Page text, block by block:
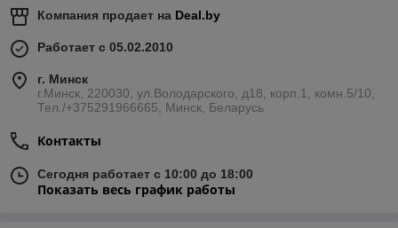
Компания продает на Deal.by
Работает с 05.02.2010
г. Минск
г.Минск, 220030, ул.Володарского, д18, корп.1, комн.5/10,
Тел./+375291966665, Минск, Беларусь
Контакты
Сегодня работает с 10:00 до 18:00
Показать весь график работы